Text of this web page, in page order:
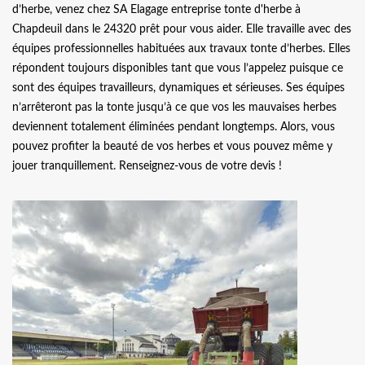
d’herbe, venez chez SA Elagage entreprise tonte d'herbe à
Chapdeuil dans le 24320 prêt pour vous aider. Elle travaille avec des
équipes professionnelles habituées aux travaux tonte d’herbes. Elles
répondent toujours disponibles tant que vous l’appelez puisque ce
sont des équipes travailleurs, dynamiques et sérieuses. Ses équipes
n’arrêteront pas la tonte jusqu’à ce que vos les mauvaises herbes
deviennent totalement éliminées pendant longtemps. Alors, vous
pouvez profiter la beauté de vos herbes et vous pouvez même y
jouer tranquillement. Renseignez-vous de votre devis !